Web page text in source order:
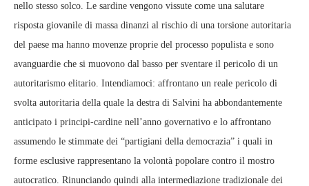
nello stesso solco. Le sardine vengono vissute come una salutare
risposta giovanile di massa dinanzi al rischio di una torsione autoritaria
del paese ma hanno movenze proprie del processo populista e sono
avanguardie che si muovono dal basso per sventare il pericolo di un
autoritarismo elitario. Intendiamoci: affrontano un reale pericolo di
svolta autoritaria della quale la destra di Salvini ha abbondantemente
anticipato i principi-cardine nell’anno governativo e lo affrontano
assumendo le stimmate dei “partigiani della democrazia” i quali in
forme esclusive rappresentano la volontà popolare contro il mostro
autocratico. Rinunciando quindi alla intermediazione tradizionale dei